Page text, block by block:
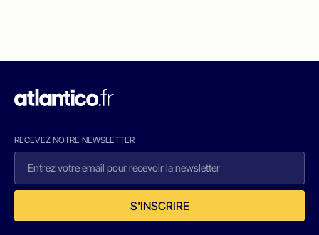
RECEVEZ NOTRE NEWSLETTER
S'INSCRIRE